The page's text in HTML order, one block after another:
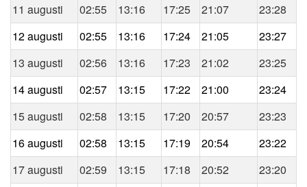
11 augusti
02:55 13:16 17:25 21:07
23:28
12 augusti
02:55 13:16 17:24 21:05
23:27
13 augusti
02:56 13:16 17:23 21:02
23:25
14 augusti
02:57 13:15 17:22 21:00
23:24
15 augusti
02:58 13:15 17:20 20:57
23:23
16 augusti
02:58 13:15 17:19 20:54
23:22
17 augusti
02:59 13:15 17:18 20:52
23:20